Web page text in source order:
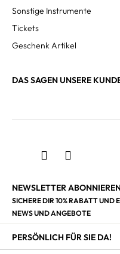
Sonstige Instrumente
Tickets
Geschenk Artikel
DAS SAGEN UNSERE
NEWSLETTER
SICHERE DIR 10% RABATT UND
NEWS UND ANGEBOTE
PERSÖNLICH FÜR SIE DA!